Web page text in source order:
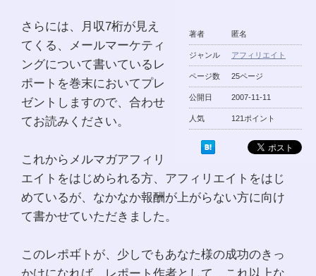
著者 匿名
ジャンル アフィリエイト
ページ数 25ページ
公開日 2007-11-11
人気 121ポイント
さらには、月収7桁が見え
てくる、メールマーケティ
ングについて書いているレ
ポートを巻末においてプレ
ゼントしますので、合わせ
てお読みください。
これからメルマガアフィリ
エイトをはじめられる方、アフィリエイトをはじ
めているが、なかなか報酬が上がらない方に向け
て書かせていただきました。
このレポヸトが、少しでもあなた様の成功のきっ
かけになれば、レポート作者として、これ以上な